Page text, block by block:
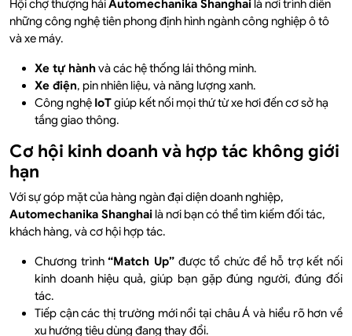
Hội chợ thượng hảiAutomechanika Shanghai là nơi trình diễn
những công nghệ tiên phong định hình ngành công nghiệp ô tô
và xe máy.
Xe tự hànhvà các hệ thống lái thông minh.
Xe điện, pin nhiên liệu, và năng lượng xanh.
Công nghệ IoTgiúp kết nối mọi thứ từ xe hơi đến cơ sở hạ
tầng giao thông.
Cơ hội kinh doanh và hợp tác không giới
hạn
Với sự góp mặt của hàng ngàn đại diện doanh nghiệp,
Automechanika Shanghai là nơi bạn có thể tìm kiếm đối tác,
khách hàng, và cơ hội hợp tác.
Chương trình“Match Up”được tổ chức để hỗ trợ kết nối
kinh doanh hiệu quả, giúp bạn gặp đúng người, đúng đối
tác.
Tiếp cận các thị trường mới nổi tại châu Á và hiểu rõ hơn về
xu hướng tiêu dùng đang thay đổi.